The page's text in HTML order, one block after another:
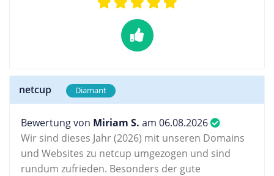
netcup Diamant
Bewertung von Miriam S. am 06.08.2026
Wir sind dieses Jahr (2026) mit unseren Domains
und Websites zu netcup umgezogen und sind
rundum zufrieden. Besonders der gute